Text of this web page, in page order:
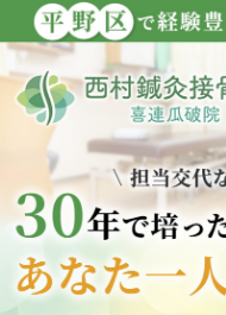
看護師も通う『